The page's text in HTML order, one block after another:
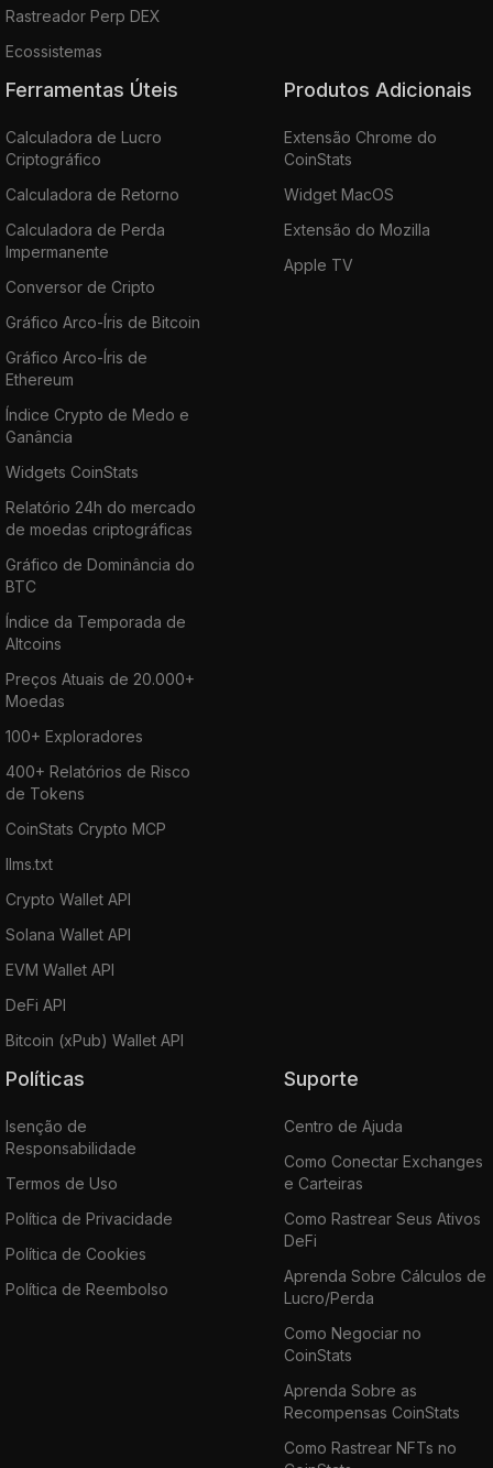
Rastreador Perp DEX
Ecossistemas
Ferramentas Úteis
Calculadora de Lucro
Criptográfico
Calculadora de Retorno
Calculadora de Perda
Impermanente
Conversor de Cripto
Gráfico Arco-Íris de Bitcoin
Gráfico Arco-Íris de
Ethereum
Índice Crypto de Medo e
Ganância
Widgets CoinStats
Relatório 24h do mercado
de moedas criptográficas
Gráfico de Dominância do
BTC
Índice da Temporada de
Altcoins
Preços Atuais de 20.000+
Moedas
100+ Exploradores
400+ Relatórios de Risco
de Tokens
CoinStats Crypto MCP
llms.txt
Crypto Wallet API
Solana Wallet API
EVM Wallet API
DeFi API
Bitcoin (xPub) Wallet API
Produtos Adicionais
Extensão Chrome do
CoinStats
Widget MacOS
Extensão do Mozilla
Apple TV
Políticas
Isenção de
Responsabilidade
Termos de Uso
Política de Privacidade
Política de Cookies
Política de Reembolso
Suporte
Centro de Ajuda
Como Conectar Exchanges
e Carteiras
Como Rastrear Seus Ativos
DeFi
Aprenda Sobre Cálculos de
Lucro/Perda
Como Negociar no
CoinStats
Aprenda Sobre as
Recompensas CoinStats
Como Rastrear NFTs no